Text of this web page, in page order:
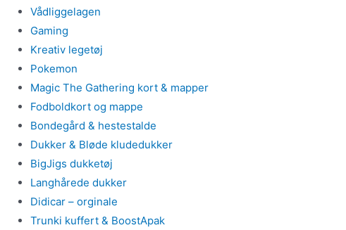
Vådliggelagen
Gaming
Kreativ legetøj
Pokemon
Magic The Gathering kort & mapper
Fodboldkort og mappe
Bondegård & hestestalde
Dukker & Bløde kludedukker
BigJigs dukketøj
Langhårede dukker
Didicar – orginale
Trunki kuffert & BoostApak